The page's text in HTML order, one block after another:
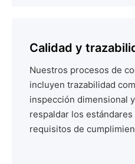
Calidad y
Nuestros procesos de
incluyen trazabilidad
inspección dimensional
respaldar los
requisitos de